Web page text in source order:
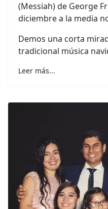
(Messiah) de George
diciembre a la media
Demos una corta
tradicional música
Leer más...